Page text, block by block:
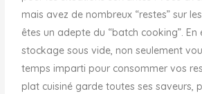
mais avez de nombreux “restes” sur
êtes un adepte du “batch cooking”. En
stockage sous vide, non seulement
temps imparti pour consommer vos
plat cuisiné garde toutes ses saveurs,